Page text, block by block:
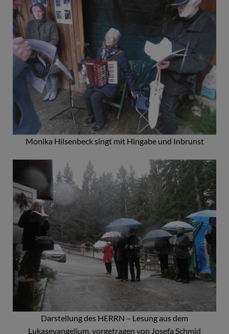
Monika Hilsenbeck singt mit Hingabe und Inbrunst
Darstellung des HERRN – Lesung aus dem
Lukasevangelium, vorgetragen von Josefa Schmid